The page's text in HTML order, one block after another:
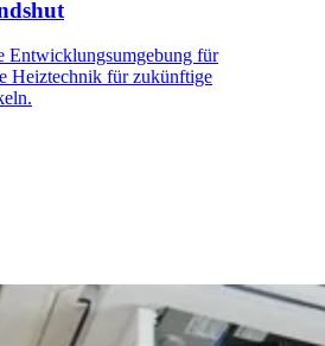
Entwicklungsumgebung für
Heiztechnik für zukünftige